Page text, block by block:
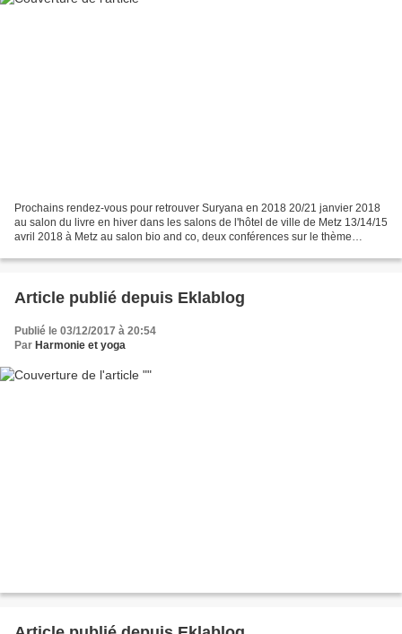
Prochains rendez-vous pour retrouver Suryana en 2018 20/21 janvier 2018
au salon du livre en hiver dans les salons de l'hôtel de ville de Metz 13/14/15
avril 2018 à Metz au salon bio and co, deux conférences sur le thème
Article publié depuis Eklablog
Publié le 03/12/2017 à 20:54
Par Harmonie et yoga